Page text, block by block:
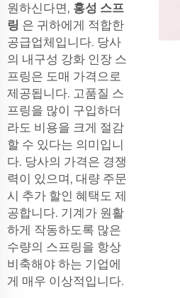
원하신다면, 홍성 스프
링 은 귀하에게 적합한
공급업체입니다. 당사
의 내구성 강화 인장 스
프링은 도매 가격으로
제공됩니다. 고품질 스
프링을 많이 구입하더
라도 비용을 크게 절감
할 수 있다는 의미입니
다. 당사의 가격은 경쟁
력이 있으며, 대량 주문
시 추가 할인 혜택도 제
공합니다. 기계가 원활
하게 작동하도록 많은
수량의 스프링을 항상
비축해야 하는 기업에
게 매우 이상적입니다.